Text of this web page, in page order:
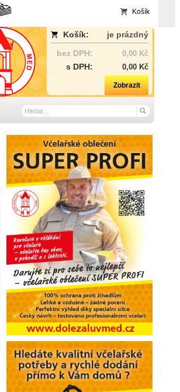
Košík
Košík:
je prázdný
bez DPH:
0,00 Kč
s DPH: 0,00 Kč
Zobrazit